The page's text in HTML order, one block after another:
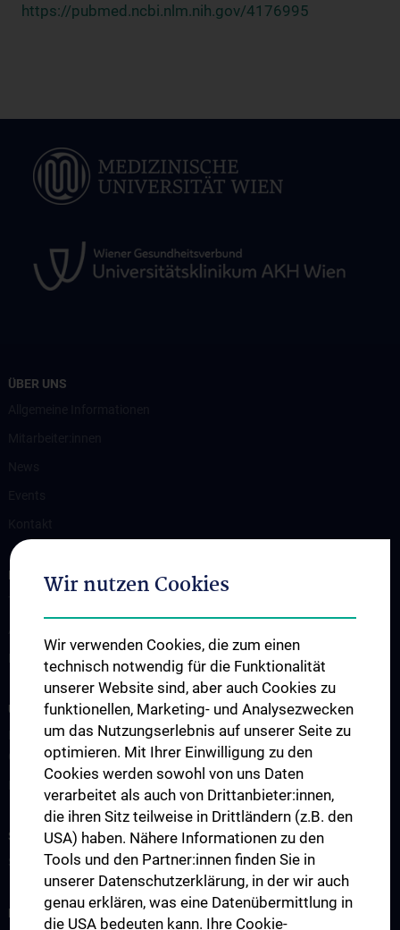
https://pubmed.ncbi.nlm.nih.gov/4176995
ÜBER UNS
INFORMATIONEN FÜR PATIENT:INNEN
Erkrankungen & Behandlungsspektrum
UNSERE ABTEILUNGEN
Klinische Abteilung für Allgemeine Hals-, Nasen- und
Ohrenheilkunde
STUDIUM, AUS- UND WEITERBILDUNG
Studium und Lehre
FORSCHUNG
Wir nutzen Cookies
Wir verwenden Cookies, die zum einen
technisch notwendig für die Funktionalität
unserer Website sind, aber auch Cookies zu
funktionellen, Marketing- und Analysezwecken
um das Nutzungserlebnis auf unserer Seite zu
optimieren. Mit Ihrer Einwilligung zu den
Cookies werden sowohl von uns Daten
verarbeitet als auch von Drittanbieter:innen,
die ihren Sitz teilweise in Drittländern (z.B. den
USA) haben. Nähere Informationen zu den
Tools und den Partner:innen finden Sie in
unserer Datenschutzerklärung, in der wir auch
genau erklären, was eine Datenübermittlung in
die USA bedeuten kann. Ihre Cookie-